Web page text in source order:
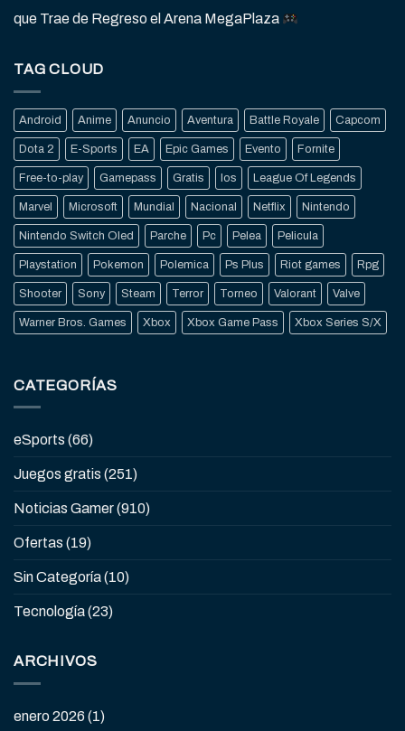
que Trae de Regreso el Arena MegaPlaza
TAG CLOUD
Android Anime Anuncio Aventura Battle Royale Capcom
Dota 2 E-Sports EA Epic Games Evento Fornite
Free-to-play Gamepass Gratis Ios League Of Legends
Marvel Microsoft Mundial Nacional Netflix Nintendo
Nintendo Switch Oled Parche Pc Pelea Pelicula
Playstation Pokemon Polemica Ps Plus Riot games Rpg
Shooter Sony Steam Terror Torneo Valorant Valve
Warner Bros. Games Xbox Xbox Game Pass Xbox Series S/X
CATEGORÍAS
eSports (66)
Juegos gratis (251)
Noticias Gamer(910)
Ofertas (19)
Sin Categoría(10)
Tecnología(23)
ARCHIVOS
enero 2026 (1)